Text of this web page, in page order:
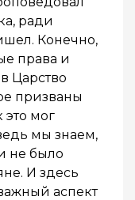
ради
Конечно,
права и
Царство
призваны
это мог
мы знаем,
не было
И здесь
аспект